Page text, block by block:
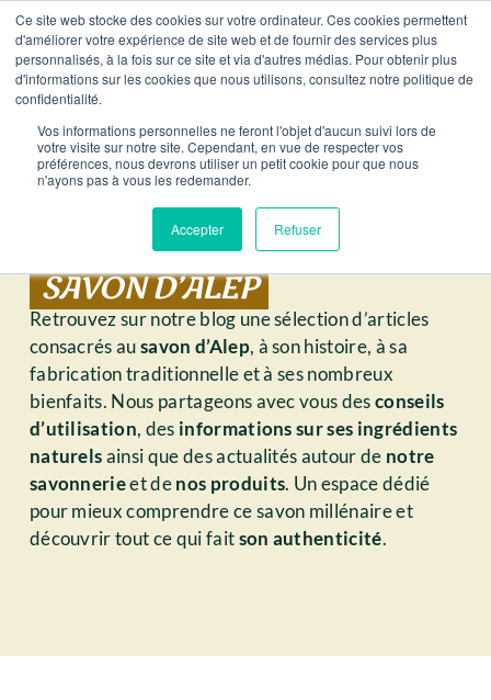
Ce site web stocke des cookies sur votre ordinateur. Ces cookies permettent
d'améliorer votre expérience de site web et de fournir des services plus
personnalisés, à la fois sur ce site et via d'autres médias. Pour obtenir plus
d'informations sur les cookies que nous utilisons, consultez notre politique de
confidentialité.
Vos informations personnelles ne feront l'objet d'aucun suivi lors de
votre visite sur notre site. Cependant, en vue de respecter vos
préférences, nous devrons utiliser un petit cookie pour que nous
n'ayons pas à vous les redemander.
Accepter Refuser
– LIVRAISON OFFERTE EN FRANCE À PARTIR DE
0
BLOG AUTOUR DU
SAVON D’ALEP
Retrouvez sur notre blog une sélection d’articles
consacrés ausavon d’Alep, à son histoire, à sa
fabrication traditionnelle et à ses nombreux
bienfaits. Nous partageons avec vous desconseils
d’utilisation, des informations sur ses ingrédients
naturelsainsi que des actualités autour de notre
savonnerieet denos produits. Un espace dédié
pour mieux comprendre ce savon millénaire et
découvrir tout ce qui faitson authenticité.